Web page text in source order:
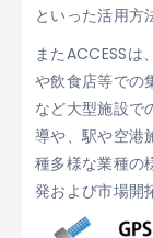
といった活用方
またACCESSは
や飲食店等での
など大型施設で
導や、駅や空港
種多様な業種の
発および市場開